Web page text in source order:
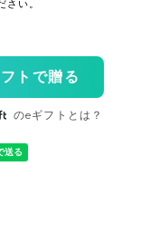
トで贈る
のeギフトとは？